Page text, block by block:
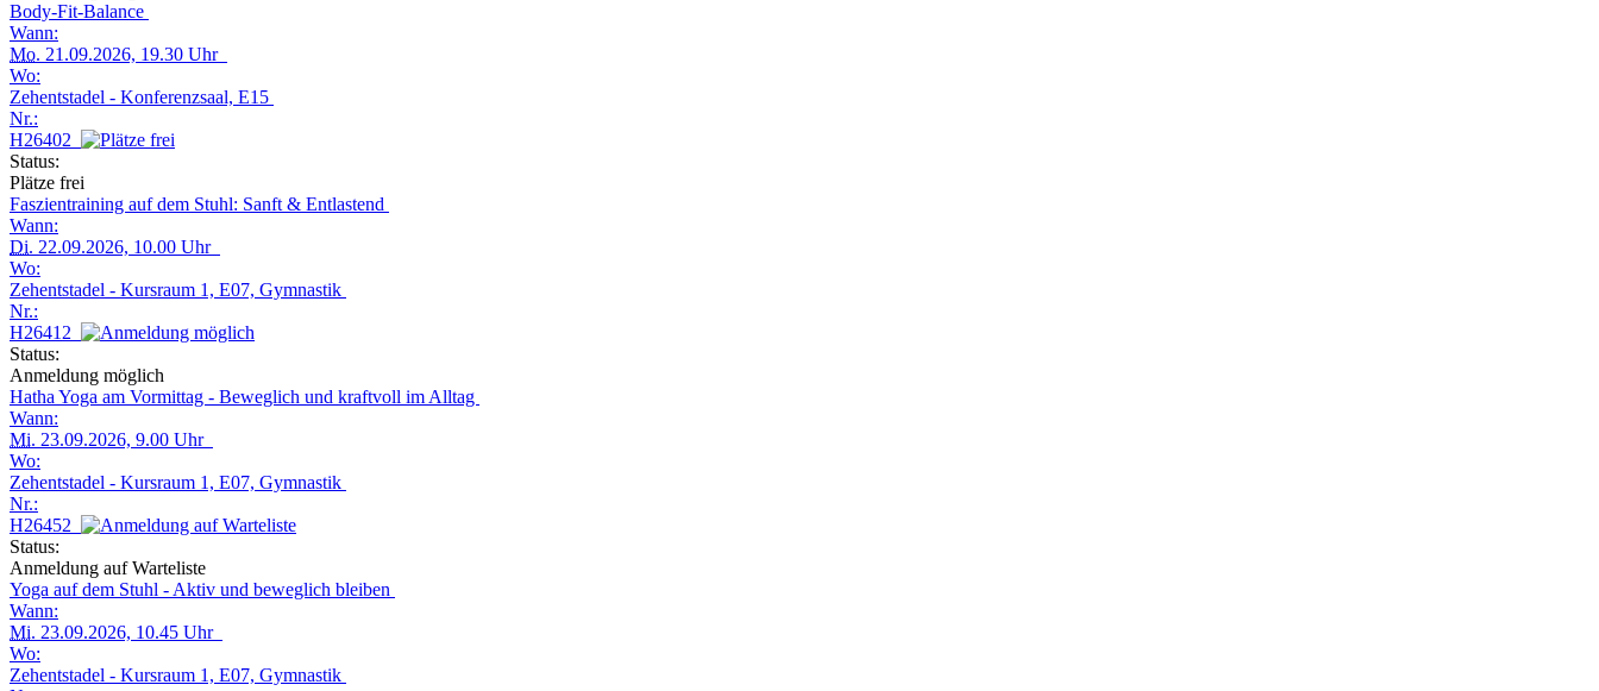
Body-Fit-Balance
Wann:
Mo. 21.09.2026, 19.30 Uhr
Wo:
Zehentstadel - Konferenzsaal, E15
Nr.:
H26402
Status:
Plätze frei
Faszientraining auf dem Stuhl: Sanft & Entlastend
Wann:
Di. 22.09.2026, 10.00 Uhr
Wo:
Zehentstadel - Kursraum 1, E07, Gymnastik
Nr.:
H26412
Status:
Anmeldung möglich
Hatha Yoga am Vormittag - Beweglich und kraftvoll im Alltag
Wann:
Mi. 23.09.2026, 9.00 Uhr
Wo:
Zehentstadel - Kursraum 1, E07, Gymnastik
Nr.:
H26452
Status:
Anmeldung auf Warteliste
Yoga auf dem Stuhl - Aktiv und beweglich bleiben
Wann:
Mi. 23.09.2026, 10.45 Uhr
Wo:
Zehentstadel - Kursraum 1, E07, Gymnastik